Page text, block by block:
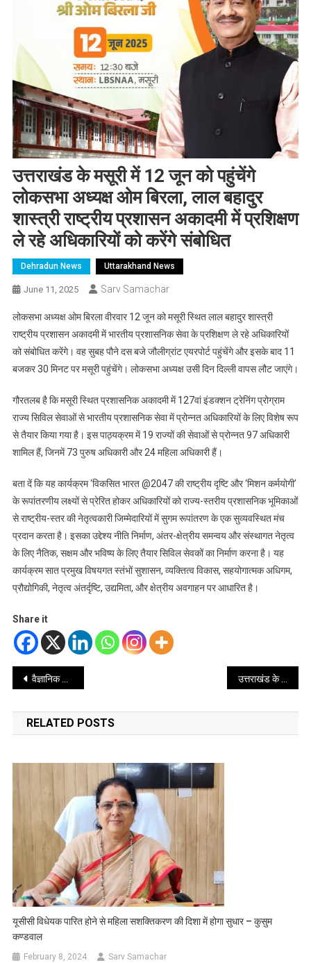
उत्तराखंड के मसूरी में 12 जून को पहुंचेंगे
लोकसभा अध्यक्ष ओम बिरला, लाल बहादुर
शास्त्री राष्ट्रीय प्रशासन अकादमी में प्रशिक्षण
ले रहे अधिकारियों को करेंगे संबोधित
Dehradun News Uttarakhand News
June 11, 2025 Sarv Samachar
लोकसभा अध्यक्ष ओम बिरला वीरवार 12 जून को मसूरी स्थित लाल बहादुर शास्त्री
राष्ट्रीय प्रशासन अकादमी में भारतीय प्रशासनिक सेवा के प्रशिक्षण ले रहे अधिकारियों
को संबोधित करेंगे। वह सुबह पौने दस बजे जौलीग्रांट एयरपोर्ट पहुंचेंगे और इसके बाद 11
बजकर 30 मिनट पर मसूरी पहुंचेंगे। लोकसभा अध्यक्ष उसी दिन दिल्ली वापस लौट जाएंगे।
गौरतलब है कि मसूरी स्थित प्रशासनिक अकादमी में 127वां इंडक्शन ट्रेनिंग प्रोग्राम
राज्य सिविल सेवाओं से भारतीय प्रशासनिक सेवा में प्रोन्नत अधिकारियों के लिए विशेष रूप
से तैयार किया गया है। इस पाठ्यक्रम में 19 राज्यों की सेवाओं से प्रोन्नत 97 अधिकारी
शामिल हैं, जिनमें 73 पुरुष अधिकारी और 24 महिला अधिकारी हैं।
बता दें कि यह कार्यक्रम ‘विकसित भारत @2047 की राष्ट्रीय दृष्टि और ‘मिशन कर्मयोगी’
के रूपांतरणीय लक्ष्यों से प्रेरित होकर अधिकारियों को राज्य-स्तरीय प्रशासनिक भूमिकाओं
से राष्ट्रीय-स्तर की नेतृत्वकारी जिम्मेदारियों में सुगम रूपांतरण के एक सुव्यवस्थित मंच
प्रदान करता है। इसका उद्देश्य नीति निर्माण, अंतर-क्षेत्रीय समन्वय और संस्थागत नेतृत्व
के लिए नैतिक, सक्षम और भविष्य के लिए तैयार सिविल सेवकों का निर्माण करना है। यह
कार्यक्रम सात प्रमुख विषयगत स्तंभों सुशासन, व्यक्तित्व विकास, सहयोगात्मक अधिगम,
प्रौद्योगिकी, नेतृत्व अंतर्दृष्टि, उद्यमिता, और क्षेत्रीय अवगाहन पर आधारित है।
Share it
Post
navigation
वैज्ञानिक खेती और कृषि जागरूकता का केंद्र बना पोखड़ा
RELATED POSTS
यूसीसी विधेयक पारित होने से महिला सशक्तिकरण की दिशा में होगा सुधार – कुसुम
कण्डवाल
February 8, 2024 Sarv Samachar